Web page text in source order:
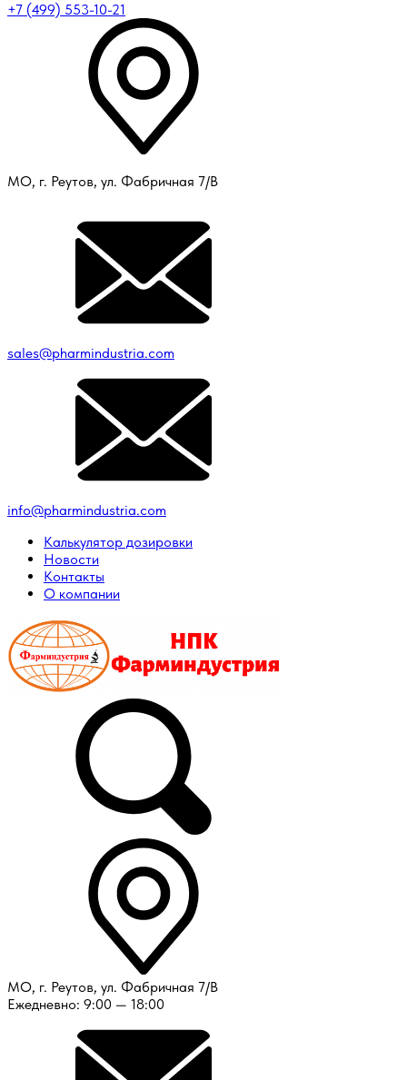
+7 (499) 553-10-21
МО, г. Реутов, ул. Фабричная 7/В
sales@pharmindustria.com
info@pharmindustria.com
Калькулятор дозировки
Новости
Контакты
О компании
МО, г. Реутов, ул. Фабричная 7/В
Ежедневно: 9:00 — 18:00